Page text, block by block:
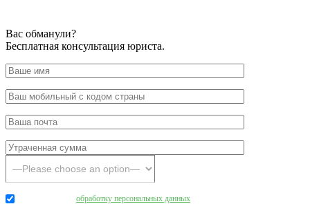
Вас обманули?
Бесплатная консультация юриста.
обработку персональных данных